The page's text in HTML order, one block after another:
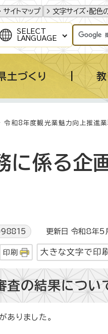
サイトマップ 文字サイズ・配色
SELECT
LANGUAGE
土づくり
令和8年度観光業魅力向上推進
に係る企
更新日 令和8年5
印刷 大きな文字で印刷
査の結果につい
りました。